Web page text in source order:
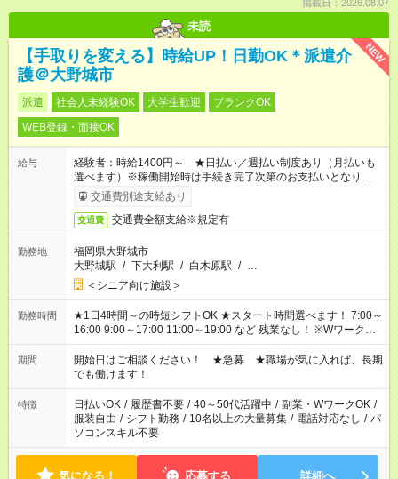
掲載日：2026.08.07
未読
NEW
【手取りを変える】時給UP！日勤OK＊派遣介
護＠大野城市
派遣 社会人未経験OK 大学生歓迎
ブランクOK
WEB登録・面接OK
給与
経験者：時給1400円～ ★日払い／週払い制度あり（月払いも
選べます）※稼働開始時は手続き完了次第のお支払いとなりま
す。交通費別途支給あり
交通費 交通費全額支給※規定有
勤務地
福岡県大野城市
大野城駅 / 下大利駅 / 白木原駅 / …
＜シニア向け施設＞
勤務時間
★1日4時間～の時短シフトOK ★スタート時間選べます！ 7:00～
16:00 9:00～17:00 11:00～19:00 など 残業なし！ ※Wワークの
場合、他のお仕事と合わせ週40時間超の就業はご案内できませ
ん ※法令に基づき、週20時間以上勤務は社会保険への加入対象
となります ※労働者派遣法（日雇い派遣の原則禁止）により、
短時間・短期間の就業はご案内が難しい場合があります
期間
開始日はご相談ください！ ★急募 ★職場が気に入れば、長期
でも働けます！
特徴 日払いOK / 履歴書不要 / 40～50代活躍中 / 副業・WワークOK /
服装自由 / シフト勤務 / 10名以上の大量募集 / 電話対応なし / パ
ソコンスキル不要
気になる！ 応募する 詳細へ